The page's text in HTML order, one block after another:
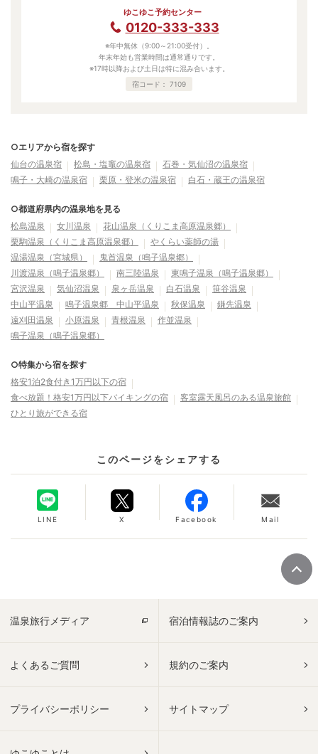
ゆこゆこ予約センター
0120-333-333
※年中無休（9:00～21:00受付）。
年末年始も営業時間は通常通りです。
※17時以降および土日は特に混み合います。
宿コード： 7109
○エリアから宿を探す
仙台の温泉宿
松島・塩竈の温泉宿
石巻・気仙沼の温泉宿
鳴子・大崎の温泉宿
栗原・登米の温泉宿 白石・蔵王の温泉宿
○都道府県内の温泉地を見る
松島温泉
女川温泉
花山温泉（くりこま高原温泉郷）
栗駒温泉（くりこま高原温泉郷）
やくらい薬師の湯
温湯温泉（宮城県）
鬼首温泉（鳴子温泉郷）
川渡温泉（鳴子温泉郷）
南三陸温泉
東鳴子温泉（鳴子温泉郷）
宮沢温泉
気仙沼温泉 泉ヶ岳温泉 白石温泉
笹谷温泉
中山平温泉
鳴子温泉郷 中山平温泉 秋保温泉
鎌先温泉
遠刈田温泉
小原温泉 青根温泉
作並温泉
鳴子温泉（鳴子温泉郷）
○特集から宿を探す
格安1泊2食付き1万円以下の宿
食べ放題！格安1万円以下バイキングの宿
客室露天風呂のある温泉旅館
ひとり旅ができる宿
このページをシェアする
LINE X Facebook Mail
温泉旅行メディア 宿泊情報誌のご案内
よくあるご質問 規約のご案内
プライバシーポリシー サイトマップ